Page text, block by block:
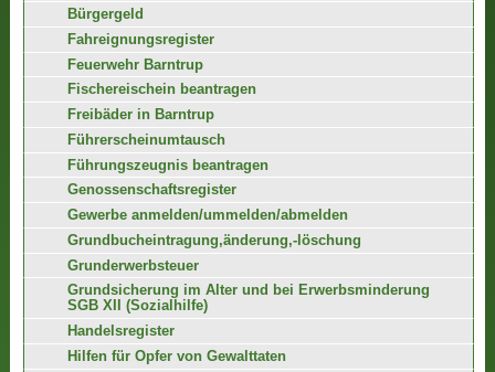
Bürgergeld
Fahreignungsregister
Feuerwehr Barntrup
Fischereischein beantragen
Freibäder in Barntrup
Führerscheinumtausch
Führungszeugnis beantragen
Genossenschaftsregister
Gewerbe anmelden/ummelden/abmelden
Grundbucheintragung,änderung,-löschung
Grunderwerbsteuer
Grundsicherung im Alter und bei Erwerbsminderung
SGB XII (Sozialhilfe)
Handelsregister
Hilfen für Opfer von Gewalttaten